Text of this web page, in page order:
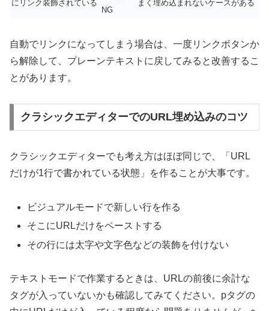
にリンク装飾されている
NG
まく埋め込まれないケースがある
自動でリンクになってしまう場合は、一度リンクボタンか
ら解除して、プレーンテキストに戻してみると改善するこ
とがあります。
クラシックエディターでのURL埋め込みのコツ
クラシックエディターでも考え方はほぼ同じで、「URL
だけが1行で書かれている状態」を作ることが大事です。
ビジュアルモードで新しい行を作る
そこにURLだけをペーストする
その行には太字や文字色などの装飾を付けない
テキストモードで作業するときは、URLの前後に余計な
タグが入っていないかも確認してみてください。pタグの